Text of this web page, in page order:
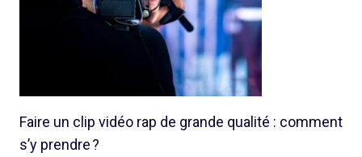
Faire un clip vidéo rap de grande qualité : comment
s’y prendre ?